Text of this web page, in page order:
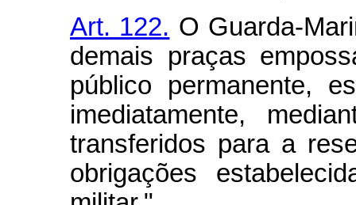
Art. 122. O Guarda-
demais praças
público permanente,
imediatamente,
transferidos para a
obrigações